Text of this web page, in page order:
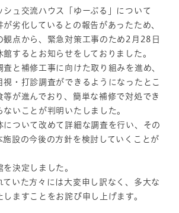
ュ交流ハウス「ゆーぷる」について
劣化しているとの報告があったため、
観点から、緊急対策工事のため2月28日
するとお知らせをしておりました。
査と補修工事に向けた取り組みを進め、
視・打診調査ができるようになったとこ
等が進んでおり、簡単な補修で対処でき
いことが判明いたしました。
ついて改めて詳細な調査を行い、その
施設の今後の方針を検討していくことが
決定しました。
いた方々には大変申し訳なく、多大な
ますことをお詫び申し上げます。